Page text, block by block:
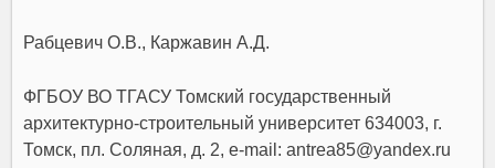
Рабцевич О.В., Каржавин А.Д.
ФГБОУ ВО ТГАСУ Томский государственный
архитектурно-строительный университет 634003, г.
Томск, пл. Соляная, д. 2, e-mail: antrea85@yandex.ru